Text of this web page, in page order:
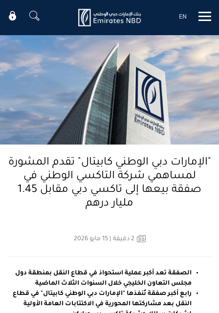
Mobile menu
EN
"الإمارات دبي الوطني كابيتال" تقدم المشورة
لمساهمي شركة التاكسي الوطني في
صفقة بيعها إلى تاكسي دبي مقابل 1.45
مليار درهم
2 دقيقة | 15 مايو 2026
الصفقة تعد أكبر عملية استحواذ في قطاع النقل بمنطقة دول
مجلس التعاون الخليجي خلال السنوات الثلاث الماضية
رابع أكبر صفقة تُنفذها "الإمارات دبي الوطني كابيتال" في قطاع
النقل بعد مشاركتها المحورية في الاكتتابات العامة الأولية